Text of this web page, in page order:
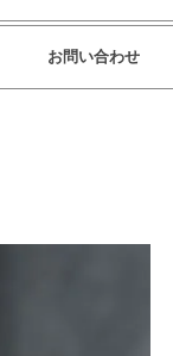
お問い合わせ